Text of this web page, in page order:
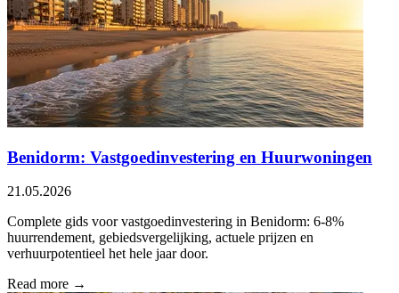
Benidorm: Vastgoedinvestering en Huurwoningen
21.05.2026
Complete gids voor vastgoedinvestering in Benidorm: 6-8%
huurrendement, gebiedsvergelijking, actuele prijzen en
verhuurpotentieel het hele jaar door.
Read more →